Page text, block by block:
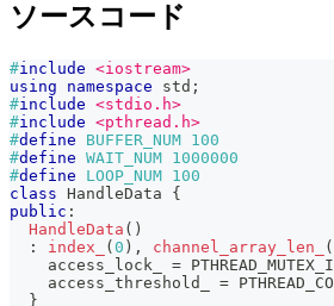
ソースコード
#include <iostream>
using
namespace std ;
#include <stdio.h>
#include <pthread.h>
#define BUFFER_NUM 100
#define WAIT_NUM 1000000
#define LOOP_NUM 100
class HandleData
{
public :
HandleData ( )
:
index_ ( 0 ) , channel_array_len_ (
    access_lock_
=
    access_threshold_
=
}